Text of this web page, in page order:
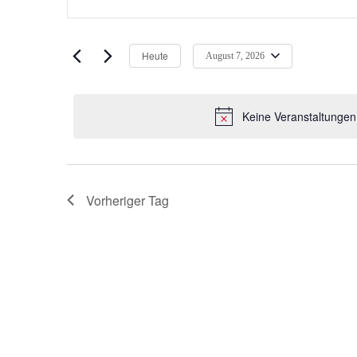
für
2026
Keine
Suche
und
Suche
Heute
August 7, 2026
Vorheriger Tag